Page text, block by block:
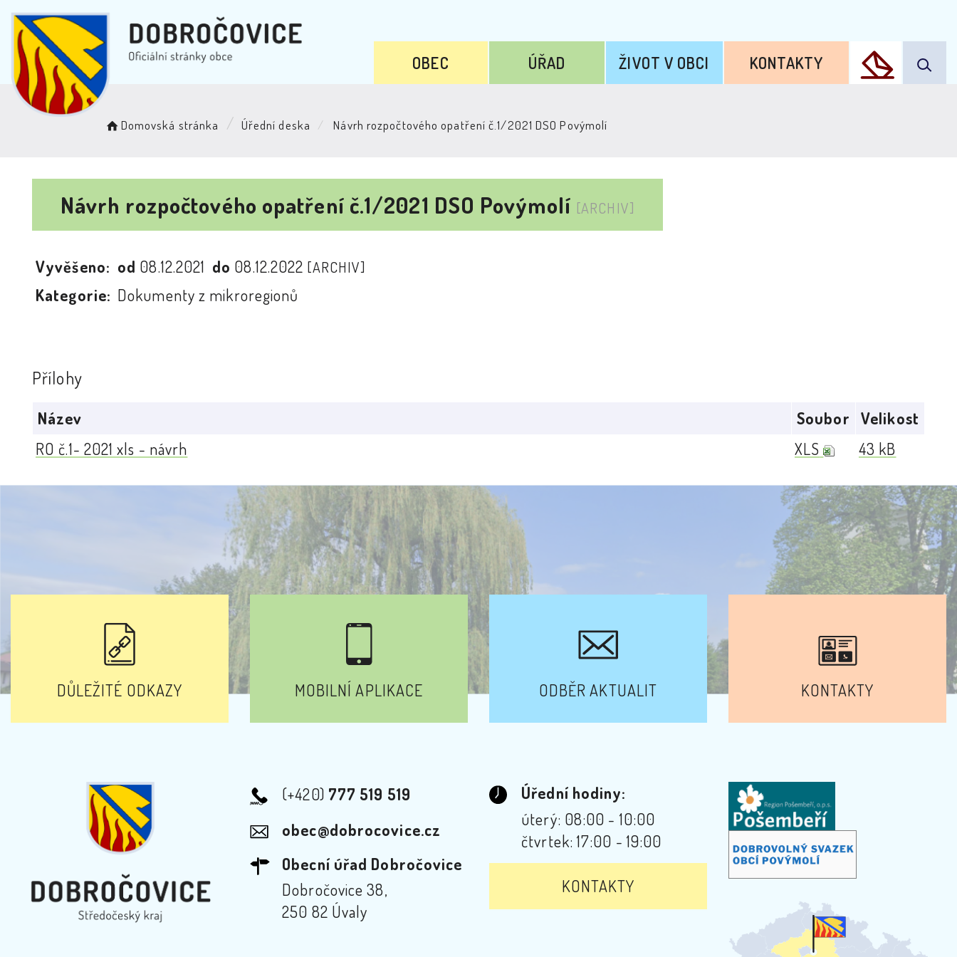
OBEC ÚŘAD ŽIVOT V OBCI KONTAKTY
Domovská stránka Úřední deska Návrh rozpočtového opatření č.1/2021 DSO Povýmolí
Návrh rozpočtového opatření č.1/2021 DSO Povýmolí [ARCHIV]
Vyvěšeno: od 08.12.2021 do 08.12.2022 [ARCHIV]
Kategorie: Dokumenty z mikroregionů
Přílohy
Název Soubor
Velikost
RO č.1- 2021 xls - návrh
XLS 43 kB
DŮLEŽITÉ ODKAZY MOBILNÍ APLIKACE ODBĚR AKTUALIT KONTAKTY
(+420) 777 519 519
obec@dobrocovice.cz
Obecní úřad Dobročovice
Dobročovice 38,
250 82 Úvaly
Úřední hodiny:
úterý: 08:00 - 10:00
čtvrtek: 17:00 - 19:00
KONTAKTY